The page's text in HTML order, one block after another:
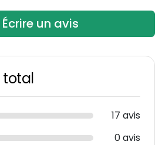
Écrire un avis
total
17 avis
0 avis